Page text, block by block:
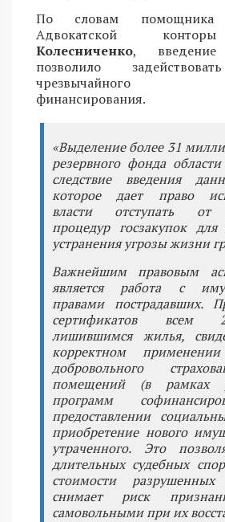
По словам помощника
Адвокатской
Колесниченко,
позволило
чрезвычайного
финансирования.
«Выделение более 31
резервного фонда
следствие введения
которое дает право
власти отступать от
процедур госзакупок для
устранения угрозы жизни
Важнейшим правовым
является работа с
правами пострадавших.
сертификатов всем
лишившимся жилья,
корректном
добровольного
помещений (в рамках
программ
предоставлении
приобретение нового
утраченного. Это
длительных судебных
стоимости
снимает риск
самовольными при их